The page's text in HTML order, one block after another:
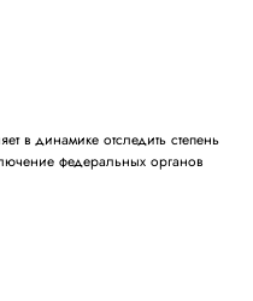
в динамике отследить степень
федеральных органов